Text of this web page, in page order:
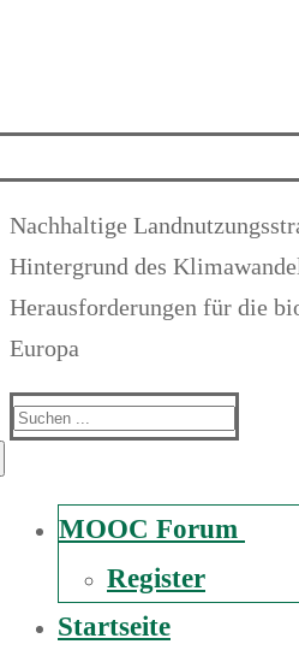
Nachhaltige
Hintergrund des
Herausforderungen für die
Europa
Suchen
MOOC Forum
Register
Startseite